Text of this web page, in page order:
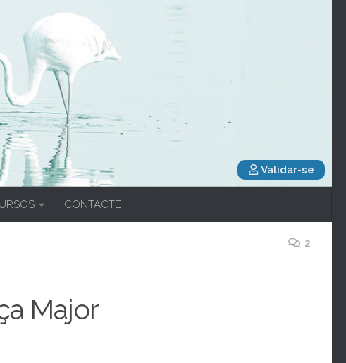
Validar-se
CONTACTE
2
Major